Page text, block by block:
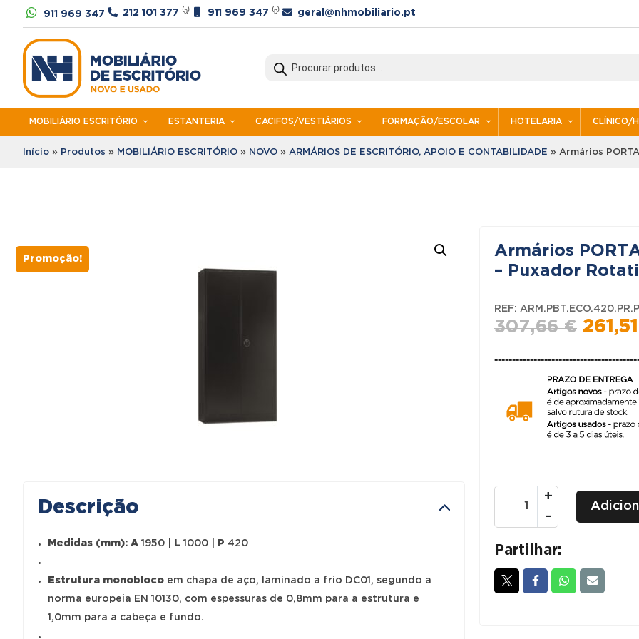
 911 969 347  212 101 377 ⁽ᵃ⁾ 911 969 347 ⁽ᵇ⁾  geral@nhmobiliario.pt
search
MOBILIÁRIO ESCRITÓRIO ESTANTERIA CACIFOS/VESTIÁRIOS FORMAÇÃO/ESCOLAR HOTELARIA CLÍNICO/
Início » Produtos » MOBILIÁRIO ESCRITÓRIO » NOVO » ARMÁRIOS DE ESCRITÓRIO, APOIO E CONTABILIDADE » Armários
Promoção!
Descrição
Medidas (mm): A 1950 | L 1000 | P 420
Estrutura monobloco em chapa de aço, laminado a frio DC01, segundo a
norma europeia EN 10130, com espessuras de 0,8mm para a estrutura e
1,0mm para a cabeça e fundo.
Armários
– Puxador
REF:
307,66€ O
era:
261,51
Quantidade
Armários
PORTAS
BATER
+
-
Partilhar: